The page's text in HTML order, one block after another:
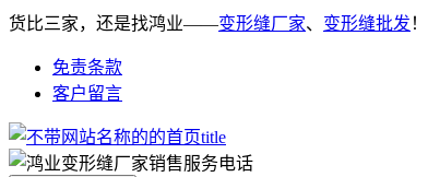
货比三家，还是找鸿业——变形缝厂家、 变形缝批发 ！
免责条款
客户留言